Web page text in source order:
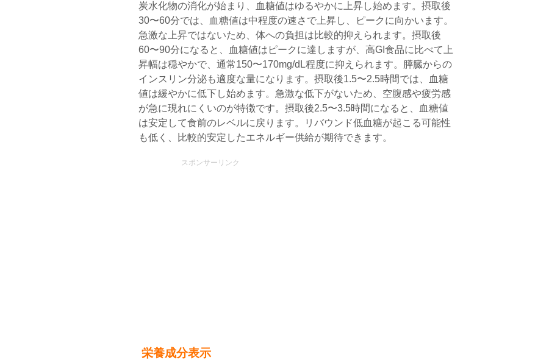
炭水化物の消化が始まり、血糖値はゆるやかに上昇し始めます。摂取後
30〜60分では、血糖値は中程度の速さで上昇し、ピークに向かいます。
急激な上昇ではないため、体への負担は比較的抑えられます。摂取後
60〜90分になると、血糖値はピークに達しますが、高GI食品に比べて上
昇幅は穏やかで、通常150〜170mg/dL程度に抑えられます。膵臓からの
インスリン分泌も適度な量になります。摂取後1.5〜2.5時間では、血糖
値は緩やかに低下し始めます。急激な低下がないため、空腹感や疲労感
が急に現れにくいのが特徴です。摂取後2.5〜3.5時間になると、血糖値
は安定して食前のレベルに戻ります。リバウンド低血糖が起こる可能性
も低く、比較的安定したエネルギー供給が期待できます。
スポンサーリンク
栄養成分表示